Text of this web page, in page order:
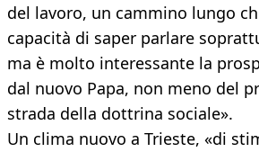
del lavoro, un cammino lungo
capacità di saper parlare
ma è molto interessante la
dal nuovo Papa, non meno del
strada della dottrina sociale».
Un clima nuovo a Trieste, «di